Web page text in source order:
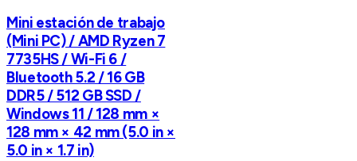
Mini estación de trabajo
(Mini PC) / AMD Ryzen 7
7735HS / Wi-Fi 6 /
Bluetooth 5.2 / 16 GB
DDR5 / 512 GB SSD /
Windows 11 / 128 mm ×
128 mm × 42 mm (5.0 in ×
5.0 in × 1.7 in)